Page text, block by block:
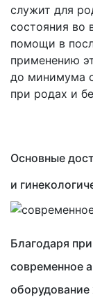
служит для
состояния во
помощи в
применению
до минимума
при родах и
Основные
и
Благодаря
современное
оборудование